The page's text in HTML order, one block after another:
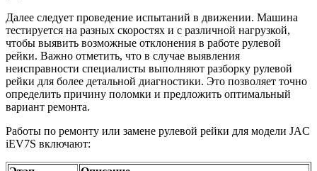
Далее следует проведение испытаний в движении. Машина
тестируется на разных скоростях и с различной нагрузкой,
чтобы выявить возможные отклонения в работе рулевой
рейки. Важно отметить, что в случае выявления
неисправности специалисты выполняют разборку рулевой
рейки для более детальной диагностики. Это позволяет точно
определить причину поломки и предложить оптимальный
вариант ремонта.
Работы по ремонту или замене рулевой рейки для модели JAC
iEV7S включают: